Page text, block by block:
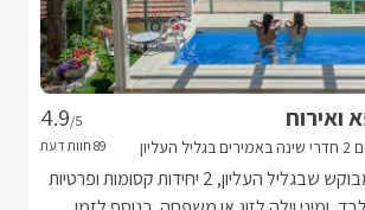
ואירוח 4.9/5
במושב אביבים המבוקש שבגליל העליון, 2 יחידות קסומות ופרטיות